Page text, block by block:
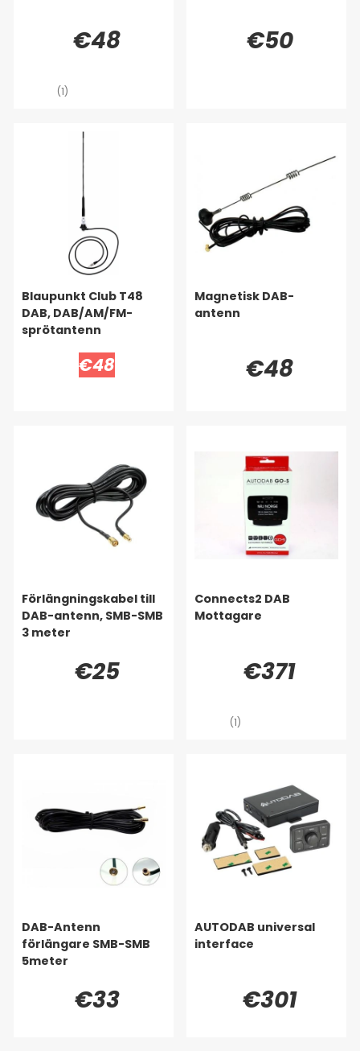
€48
(1)
€50
Blaupunkt Club T48
DAB, DAB/AM/FM-
sprötantenn
€48
Magnetisk DAB-
antenn
€48
Förlängningskabel till
DAB-antenn, SMB-SMB
3 meter
€25
Connects2 DAB
Mottagare
€371
(1)
DAB-Antenn
förlängare SMB-SMB
5meter
€33
AUTODAB universal
interface
€301